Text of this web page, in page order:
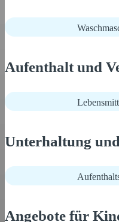
Aufenthalt und
Unterhaltung
Angebote für